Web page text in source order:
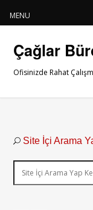
Çağlar
Ofisinizde Rahat
Site İçi Arama
MENU